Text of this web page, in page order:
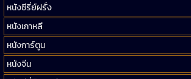
หนังซีรี่ย์ฝรั่ง
หนังเกาหลี
หนังการ์ตูน
หนังจีน